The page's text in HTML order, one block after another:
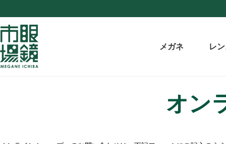
メガネ レ
オン